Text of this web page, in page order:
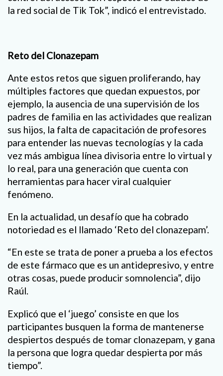
la red social de Tik Tok”, indicó el entrevistado.
Reto del Clonazepam
Ante estos retos que siguen proliferando, hay
múltiples factores que quedan expuestos, por
ejemplo, la ausencia de una supervisión de los
padres de familia en las actividades que realizan
sus hijos, la falta de capacitación de profesores
para entender las nuevas tecnologías y la cada
vez más ambigua línea divisoria entre lo virtual y
lo real, para una generación que cuenta con
herramientas para hacer viral cualquier
fenómeno.
En la actualidad, un desafío que ha cobrado
notoriedad es el llamado ‘Reto del clonazepam’.
“En este se trata de poner a prueba a los efectos
de este fármaco que es un antidepresivo, y entre
otras cosas, puede producir somnolencia”, dijo
Raúl.
Explicó que el ‘juego’ consiste en que los
participantes busquen la forma de mantenerse
despiertos después de tomar clonazepam, y gana
la persona que logra quedar despierta por más
tiempo”.